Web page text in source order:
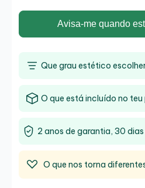
Avisa-me quando
Que grau estético
O que está incluído no
2 anos de garantia, 30
O que nos torna